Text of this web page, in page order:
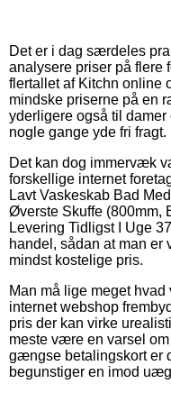
Det er i dag særdeles
analysere priser på flere
flertallet af Kitchn online
mindske priserne på en
yderligere også til
nogle gange yde fri fragt.
Det kan dog immervæk
forskellige internet
Lavt Vaskeskab Bad
Øverste Skuffe (800mm,
Levering Tidligst I Uge
handel, sådan at man er
mindst kostelige pris.
Man må lige meget
internet webshop
pris der kan virke
meste være en varsel
gængse betalingskort er
begunstiger en imod